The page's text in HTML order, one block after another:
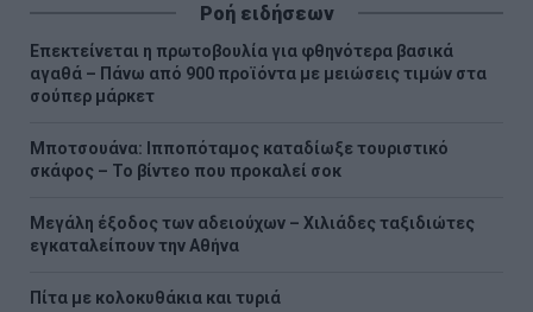
Ροή ειδήσεων
Επεκτείνεται η πρωτοβουλία για φθηνότερα βασικά
αγαθά – Πάνω από 900 προϊόντα με μειώσεις τιμών στα
σούπερ μάρκετ
Μποτσουάνα: Ιπποπόταμος καταδίωξε τουριστικό
σκάφος – Το βίντεο που προκαλεί σοκ
Μεγάλη έξοδος των αδειούχων – Χιλιάδες ταξιδιώτες
εγκαταλείπουν την Αθήνα
Πίτα με κολοκυθάκια και τυριά